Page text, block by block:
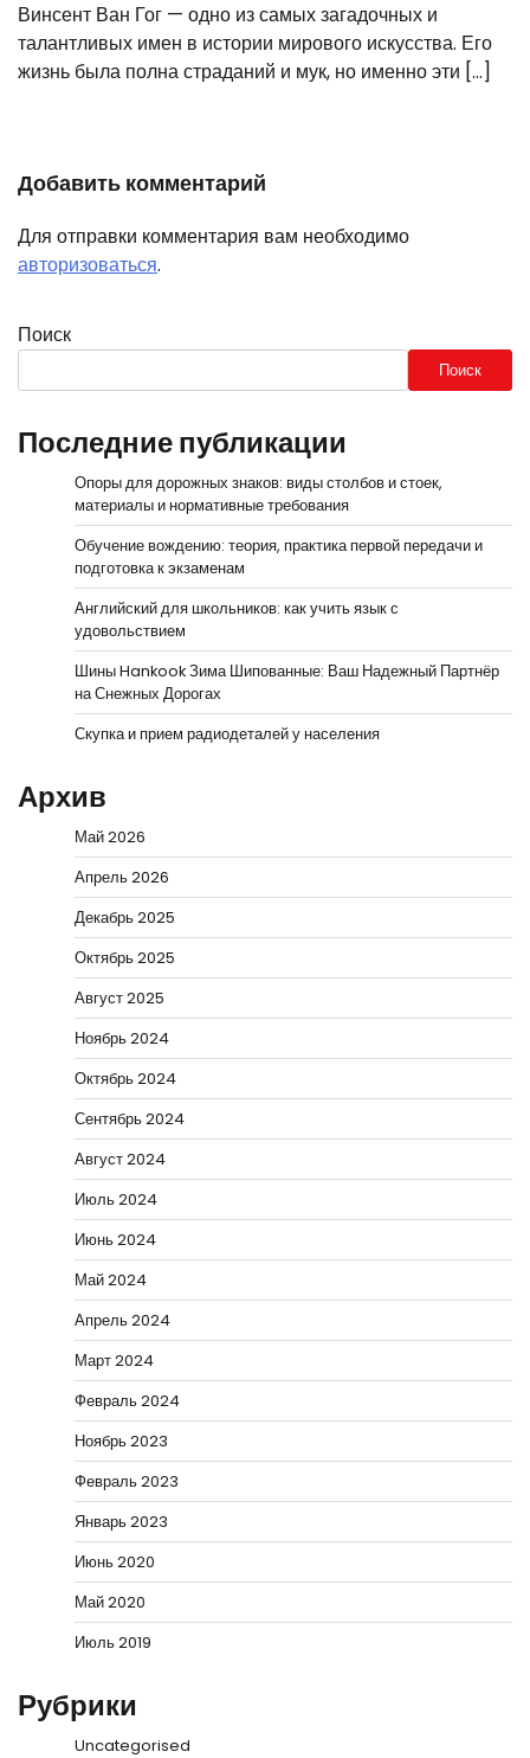
Винсент Ван Гог — одно из самых загадочных и
талантливых имен в истории мирового искусства. Его
жизнь была полна страданий и мук, но именно эти […]
Добавить комментарий
Для отправки комментария вам необходимо
авторизоваться.
Поиск
Поиск
Последние публикации
Опоры для дорожных знаков: виды столбов и стоек,
материалы и нормативные требования
Обучение вождению: теория, практика первой передачи и
подготовка к экзаменам
Английский для школьников: как учить язык с
удовольствием
Шины Hankook Зима Шипованные: Ваш Надежный Партнёр
на Снежных Дорогах
Скупка и прием радиодеталей у населения
Архив
Май 2026
Апрель 2026
Декабрь 2025
Октябрь 2025
Август 2025
Ноябрь 2024
Октябрь 2024
Сентябрь 2024
Август 2024
Июль 2024
Июнь 2024
Май 2024
Апрель 2024
Март 2024
Февраль 2024
Ноябрь 2023
Февраль 2023
Январь 2023
Июнь 2020
Май 2020
Июль 2019
Рубрики
Uncategorised